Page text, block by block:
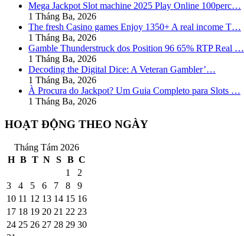
Mega Jackpot Slot machine 2025 Play Online 100perc…
1 Tháng Ba, 2026
The fresh Casino games Enjoy 1350+ A real income T…
1 Tháng Ba, 2026
Gamble Thunderstruck dos Position 96 65% RTP Real …
1 Tháng Ba, 2026
Decoding the Digital Dice: A Veteran Gambler’…
1 Tháng Ba, 2026
À Procura do Jackpot? Um Guia Completo para Slots …
1 Tháng Ba, 2026
HOẠT ĐỘNG THEO NGÀY
Tháng Tám 2026
H B T N S B C
1
2
3
4 5 6 7 8
9
10 11 12 13 14 15 16
17 18 19 20 21 22 23
24 25 26 27 28 29 30